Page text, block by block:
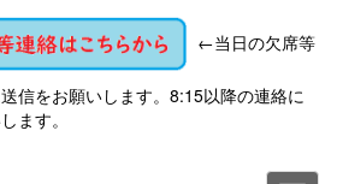
←当日の欠席等
信をお願いします。8:15以降の連絡に
ます。